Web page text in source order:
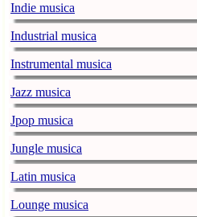
Indie musica
Industrial musica
Instrumental musica
Jazz musica
Jpop musica
Jungle musica
Latin musica
Lounge musica